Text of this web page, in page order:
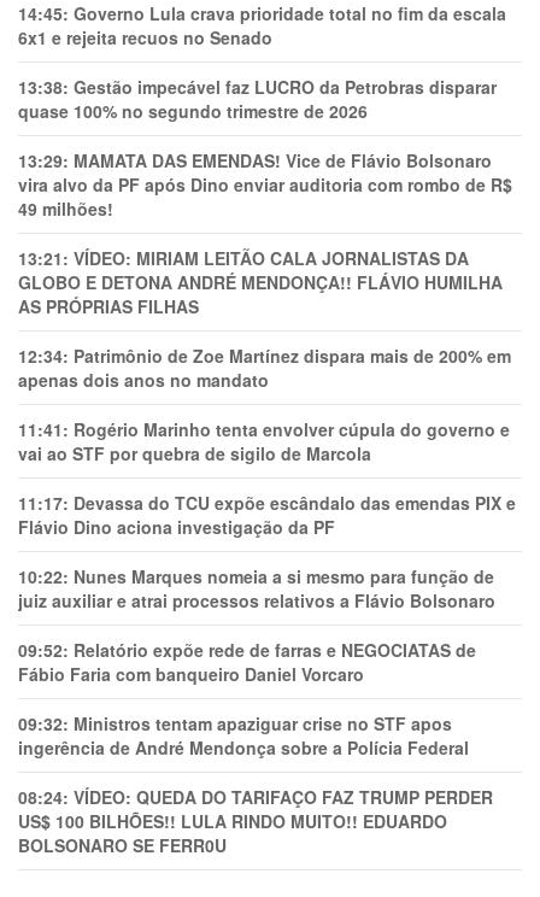
14:45: Governo Lula crava prioridade total no fim da escala
6x1 e rejeita recuos no Senado
13:38: Gestão impecável faz LUCRO da Petrobras disparar
quase 100% no segundo trimestre de 2026
13:29: MAMATA DAS EMENDAS! Vice de Flávio Bolsonaro
vira alvo da PF após Dino enviar auditoria com rombo de R$
49 milhões!
13:21: VÍDEO: MIRIAM LEITÃO CALA JORNALISTAS DA
GLOBO E DETONA ANDRÉ MENDONÇA!! FLÁVIO HUMILHA
AS PRÓPRIAS FILHAS
12:34: Patrimônio de Zoe Martínez dispara mais de 200% em
apenas dois anos no mandato
11:41: Rogério Marinho tenta envolver cúpula do governo e
vai ao STF por quebra de sigilo de Marcola
11:17: Devassa do TCU expõe escândalo das emendas PIX e
Flávio Dino aciona investigação da PF
10:22: Nunes Marques nomeia a si mesmo para função de
juiz auxiliar e atrai processos relativos a Flávio Bolsonaro
09:52: Relatório expõe rede de farras e NEGOCIATAS de
Fábio Faria com banqueiro Daniel Vorcaro
09:32: Ministros tentam apaziguar crise no STF apos
ingerência de André Mendonça sobre a Polícia Federal
08:24: VÍDEO: QUEDA DO TARIFAÇO FAZ TRUMP PERDER
US$ 100 BILHÕES!! LULA RINDO MUITO!! EDUARDO
BOLSONARO SE FERR0U